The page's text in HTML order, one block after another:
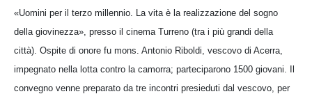
«Uomini per il terzo millennio. La vita è la realizzazione del sogno
della giovinezza», presso il cinema Turreno (tra i più grandi della
città). Ospite di onore fu mons. Antonio Riboldi, vescovo di Acerra,
impegnato nella lotta contro la camorra; parteciparono 1500 giovani. Il
convegno venne preparato da tre incontri presieduti dal vescovo, per